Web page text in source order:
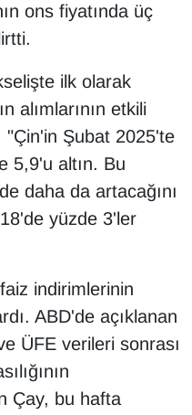
ons fiyatında üç
ilk olarak
alımlarının etkili
"Çin'in Şubat 2025'te
5,9'u altın. Bu
daha da artacağını
yüzde 3'ler
indirimlerinin
ABD'de açıklanan
ÜFE verileri sonrası
Çay, bu hafta